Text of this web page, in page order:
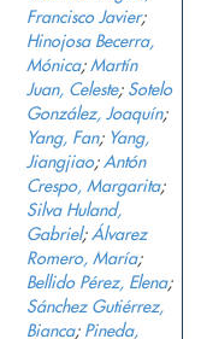
Francisco Javier;
Hinojosa Becerra,
Mónica;Martín
Juan, Celeste; Sotelo
González, Joaquín;
Yang, Fan; Yang,
Jiangjiao; Antón
Crespo, Margarita;
Silva Huland,
Gabriel; Álvarez
Romero, María;
Bellido Pérez, Elena;
Sánchez Gutiérrez,
Bianca; Pineda,